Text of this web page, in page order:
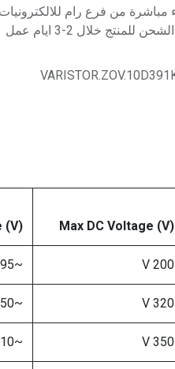
مباشرة من فرع رام للالكترونيات
للمنتج خلال 2-3 ايام عمل
Max DC Voltage (V)
(V)
200 V
~395 V
320 V
~650 V
350 V
~710 V